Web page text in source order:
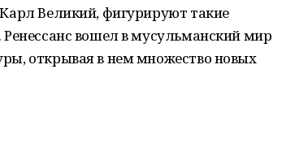
Великий, фигурируют такие
вошел в мусульманский мир
открывая в нем множество новых